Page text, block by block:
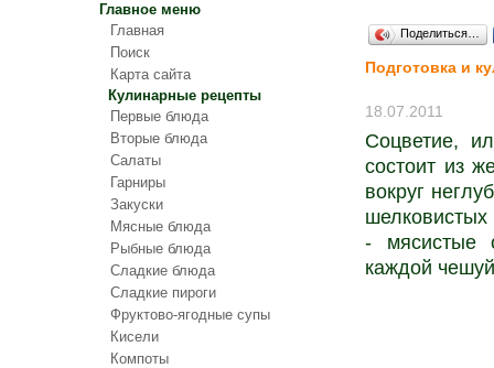
Главное меню
Главная
Поиск
Карта сайта
Кулинарные рецепты
Первые блюда
Вторые блюда
Салаты
Гарниры
Закуски
Мясные блюда
Рыбные блюда
Сладкие блюда
Сладкие пироги
Фруктово-ягодные супы
Кисели
Компоты
Поделиться…
Подготовка и
18.07.2011
Соцветие,
состоит из
вокруг
- мясистые
каждой